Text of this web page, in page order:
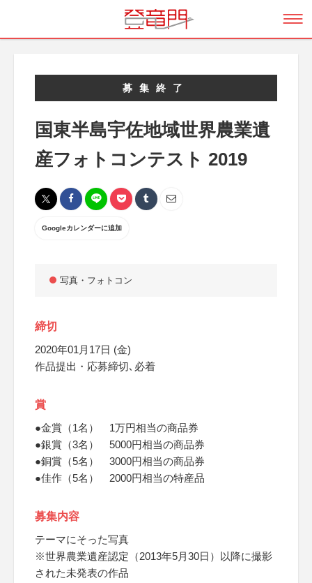
募集終了
国東半島宇佐地域世界農業遺
産フォトコンテスト 2019
Googleカレンダーに追加
写真・フォトコン
締切
2020年01月17日 (金)
作品提出・応募締切､必着
賞
●金賞（1名） 1万円相当の商品券
●銀賞（3名） 5000円相当の商品券
●銅賞（5名） 3000円相当の商品券
●佳作（5名） 2000円相当の特産品
募集内容
テーマにそった写真
※世界農業遺産認定（2013年5月30日）以降に撮影
された未発表の作品